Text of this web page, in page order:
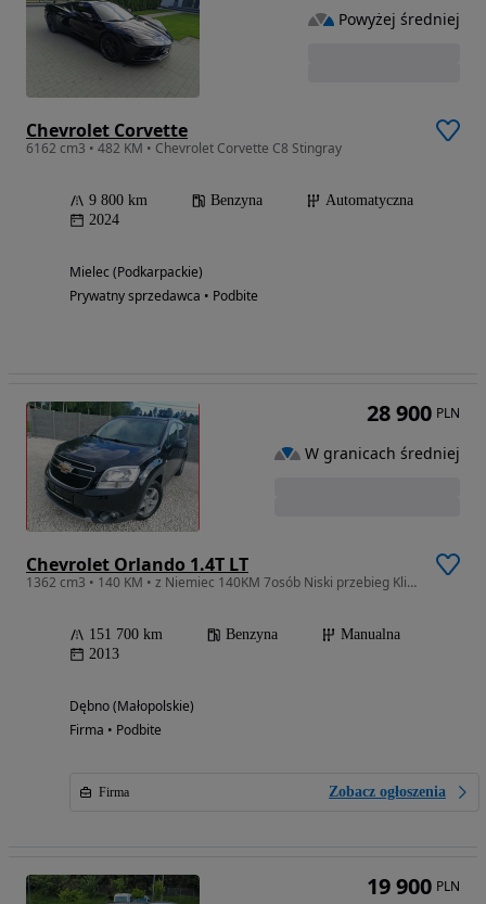
Chevrolet Corvette
6162 cm3 • 482 KM • Chevrolet Corvette C8 Stingray
9 800 km Benzyna
Automatyczna
2024
Mielec (Podkarpackie)
Prywatny sprzedawca • Podbite
Powyżej średniej
Chevrolet Orlando 1.4T LT
1362 cm3 • 140 KM • z Niemiec 140KM 7osób Niski przebieg Klimatronik SUPER STAN
151 700 km Benzyna
Manualna
2013
Dębno (Małopolskie)
Firma • Podbite
Firma Zobacz ogłoszenia
28 900 PLN
W granicach średniej
19 900 PLN